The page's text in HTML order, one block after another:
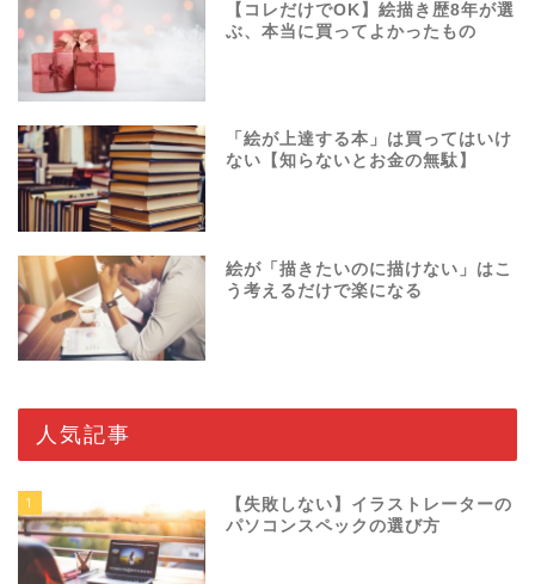
【コレだけでOK】絵描き歴8年が選
ぶ、本当に買ってよかったもの
「絵が上達する本」は買ってはいけ
ない【知らないとお金の無駄】
絵が「描きたいのに描けない」はこ
う考えるだけで楽になる
人気記事
1
【失敗しない】イラストレーターの
パソコンスペックの選び方